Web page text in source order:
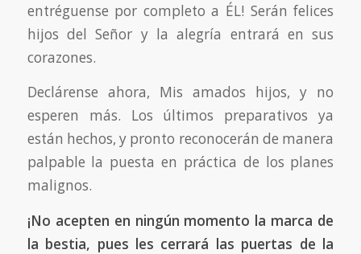
entréguense por completo a ÉL! Serán felices
hijos del Señor y la alegría entrará en sus
corazones.
Declárense ahora, Mis amados hijos, y no
esperen más. Los últimos preparativos ya
están hechos, y pronto reconocerán de manera
palpable la puesta en práctica de los planes
malignos.
¡No acepten en ningún momento la marca de
la bestia, pues les cerrará las puertas de la